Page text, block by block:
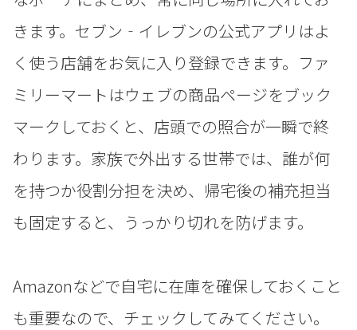
きます。セブン‐イレブンの公式アプリはよ
く使う店舗をお気に入り登録できます。ファ
ミリーマートはウェブの商品ページをブック
マークしておくと、店頭での照合が一瞬で終
わります。家族で外出する世帯では、誰が何
を持つか役割分担を決め、帰宅後の補充担当
も固定すると、うっかり切れを防げます。
Amazonなどで自宅に在庫を確保しておくこと
も重要なので、チェックしてみてください。